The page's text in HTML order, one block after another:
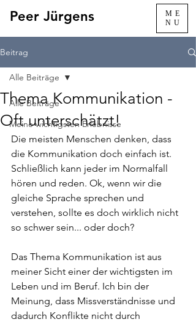
Peer Jürgens
ME
NU
Beitrag
Alle Beiträge
Meine wichtigsten Erlebnisse
Alle Beiträge
Thema Kommunikation -
Oft unterschätzt!
Die meisten Menschen denken, dass
die Kommunikation doch einfach ist.
Schließlich kann jeder im Normalfall
hören und reden. Ok, wenn wir die
gleiche Sprache sprechen und
verstehen, sollte es doch wirklich nicht
so schwer sein... oder doch?
Das Thema Kommunikation ist aus
meiner Sicht einer der wichtigsten im
Leben und im Beruf. Ich bin der
Meinung, dass Missverständnisse und
dadurch Konflikte nicht durch